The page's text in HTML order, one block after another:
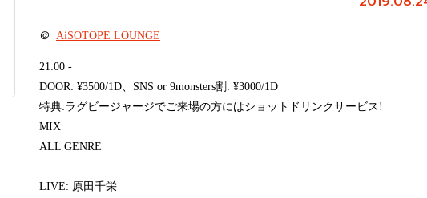
＠ AiSOTOPE LOUNGE
21:00 -
DOOR: ¥3500/1D、SNS or 9monsters割: ¥3000/1D
特典:ラグビージャージでご来場の方にはショットドリンクサービス!
MIX
ALL GENRE
LIVE: 原田千栄